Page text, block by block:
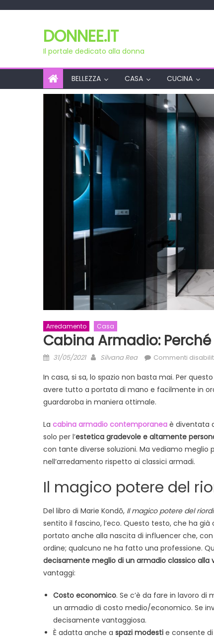
DONNEE.IT
Il portale dedicato alla donna
BELLEZZA CASA CUCINA
Arredamento Casa
Cabina Armadio: Perché
Posted
31/05/2021 Author
Silvana Rea Commenti
In casa, si sa, lo spazio non basta mai. Per
avere tutto a portata di mano e facilmente in
guardaroba in maniera ottimale.
La cabina armadio contemporanea è diventata
solo per l’estetica gradevole e altamente
con tante diverse soluzioni. Ma vediamo
nell’arredamento rispetto ai classici armadi.
Il magico potere del
Del libro di Marie Kondō, Il magico potere del
sentito il fascino, l’eco. Questo testo, che ha
portato anche alla nascita di influencer che,
ordine; qualcuno ne ha fatto una professione.
decisamente meglio di un armadio classico
vantaggi:
Costo economico. Se c’è da fare in lavoro
un armadio di costo medio/economico. Se
decisamente vantaggiosa.
È adatta anche a spazi modesti e consente di